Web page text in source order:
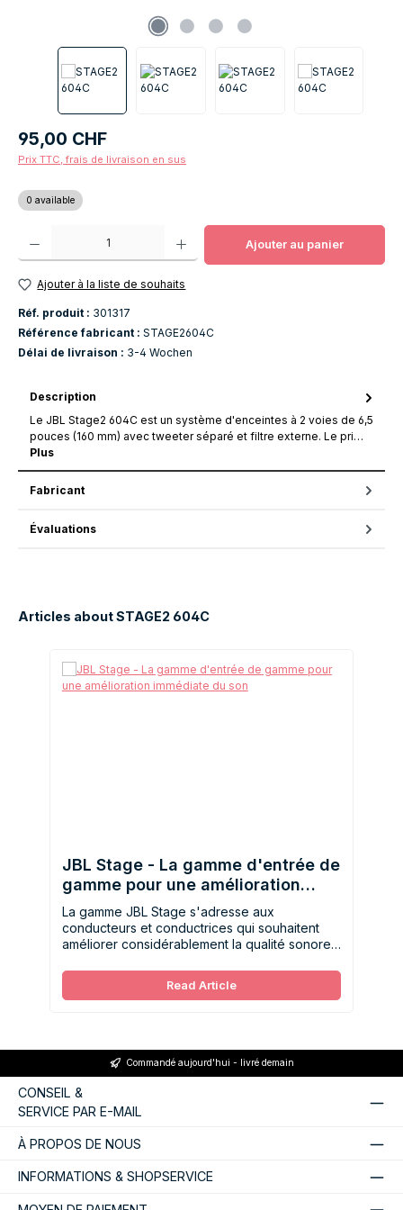
Prix régulier :
95,00 CHF
Prix TTC, frais de livraison en sus
0 available
Quantité de produit : Entrez la quantité souhaitée ou utilisez les boutons
Ajouter au panier
Ajouter à la liste de souhaits
Réf. produit : 301317
Référence fabricant : STAGE2604C
Délai de livraison : 3-4 Wochen
Description
Le JBL Stage2 604C est un système d'enceintes à 2 voies de 6,5
pouces (160 mm) avec tweeter séparé et filtre externe. Le pri…
Plus
Fabricant
Évaluations
Articles about STAGE2 604C
JBL Stage - La gamme d'entrée de
gamme pour une amélioration
immédiate du son
La gamme JBL Stage s'adresse aux
conducteurs et conductrices qui souhaitent
améliorer considérablement la qualité sonore
devoir investir une somme importante.
Read Article
Commandé aujourd'hui - livré demain
CONSEIL &
SERVICE PAR E-MAIL
À PROPOS DE NOUS
INFORMATIONS & SHOPSERVICE